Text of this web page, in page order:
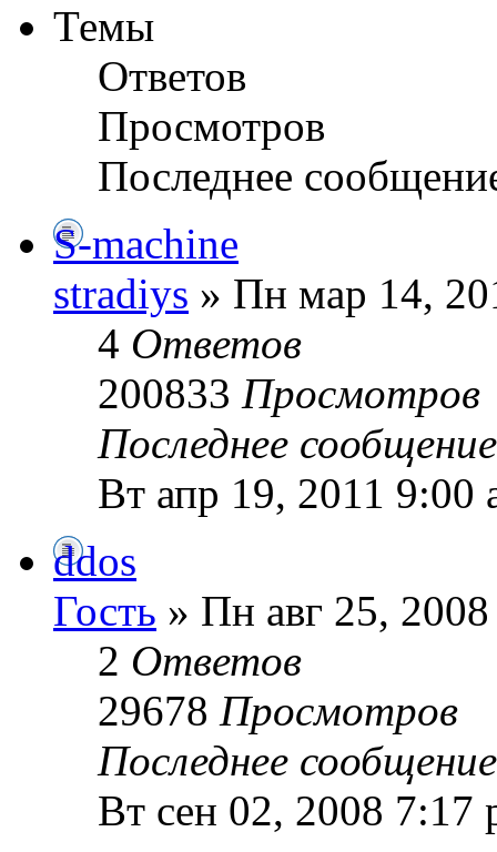
Темы
Ответов
Просмотров
Последнее
S-machine
stradiys » Пн мар 14,
4 Ответов
200833 Просмотров
Последнее
Вт апр 19, 2011 9:00
ddos
Гость » Пн авг 25,
2 Ответов
29678 Просмотров
Последнее
Вт сен 02, 2008 7:17